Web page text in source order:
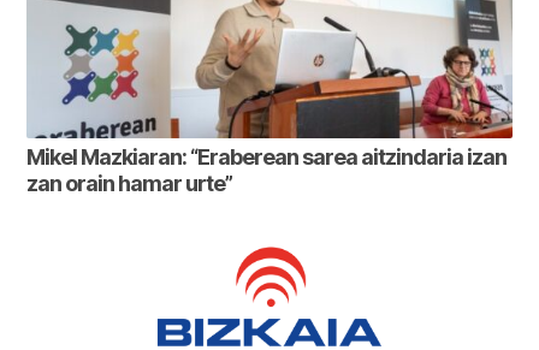
Mikel Mazkiaran: “Eraberean sarea aitzindaria izan
zan orain hamar urte”